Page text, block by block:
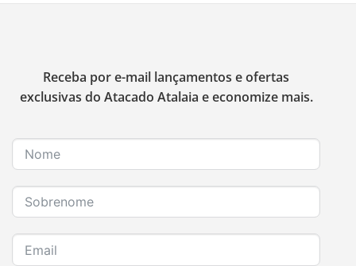
Receba por e-mail lançamentos e ofertas
exclusivas do Atacado Atalaia e economize mais.